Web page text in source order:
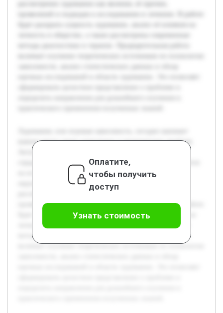
важное место среди социальных и медицинских проблем.
Актуальность темы обусловлена ростом числа людей,
страдающих данной патологией, что негативно сказывается
на их здоровье, социальной адаптации и близком
окружении. Цель данной работы — всестороннее
проявлений и подходов к исследованию и лечению. В работе
будет раскрыта сущность лудомании, анализ её влияния на
личность и общество, а также рассмотрены современные
методы диагностики и терапии. Предварительная работа
включает изучение теоретических источников по психологии
Оплатите,
чтобы получить
доступ
Узнать стоимость